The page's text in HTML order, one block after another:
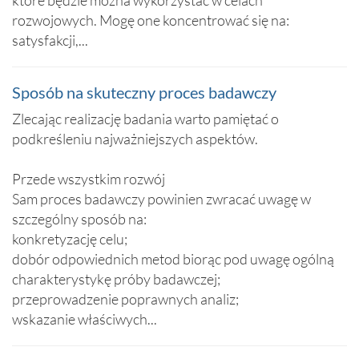
rozwojowych. Mogę one koncentrować się na:
satysfakcji,...
Sposób na skuteczny proces badawczy
Zlecając realizację badania warto pamiętać o
podkreśleniu najważniejszych aspektów.
Przede wszystkim rozwój
Sam proces badawczy powinien zwracać uwagę w
szczególny sposób na:
konkretyzację celu;
dobór odpowiednich metod biorąc pod uwagę ogólną
charakterystykę próby badawczej;
przeprowadzenie poprawnych analiz;
wskazanie właściwych...